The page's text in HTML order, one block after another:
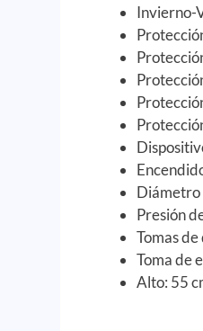
Invierno-
Diámetro
Presión
Tomas
Toma de
Alto: 55